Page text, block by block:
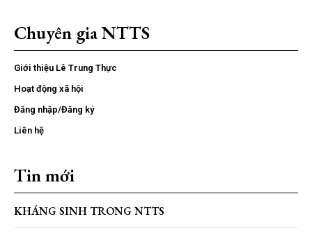
Chuyên gia NTTS
Giới thiệu Lê Trung Thực
Hoạt động xã hội
Đăng nhập/Đăng ký
Liên hệ
Tin mới
KHÁNG SINH TRONG NTTS